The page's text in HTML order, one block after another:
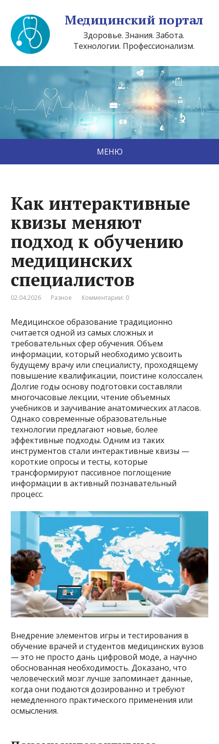
Медицинский портал
Здоровье. Знания. Забота.
Технологии. Профессионализм.
МЕНЮ
Как интерактивные
квизы меняют
подход к обучению
медицинских
специалистов
02.04.2026 Разное Комментарии: 0
Медицинское образование традиционно
считается одной из самых сложных и
требовательных сфер обучения. Объем
информации, который необходимо усвоить
будущему врачу или специалисту, проходящему
повышение квалификации, поистине колоссален.
Долгие годы основу подготовки составляли
многочасовые лекции, чтение объемных
учебников и заучивание анатомических атласов.
Однако современные образовательные
технологии предлагают новые, более
эффективные подходы. Одним из таких
инструментов стали интерактивные квизы —
короткие опросы и тесты, которые
трансформируют пассивное поглощение
информации в активный познавательный
процесс.
Внедрение элементов игры и тестирования в
обучение врачей и студентов медицинских вузов
— это не просто дань цифровой моде, а научно
обоснованная необходимость. Доказано, что
человеческий мозг лучше запоминает данные,
когда они подаются дозированно и требуют
немедленного практического применения или
осмысления.